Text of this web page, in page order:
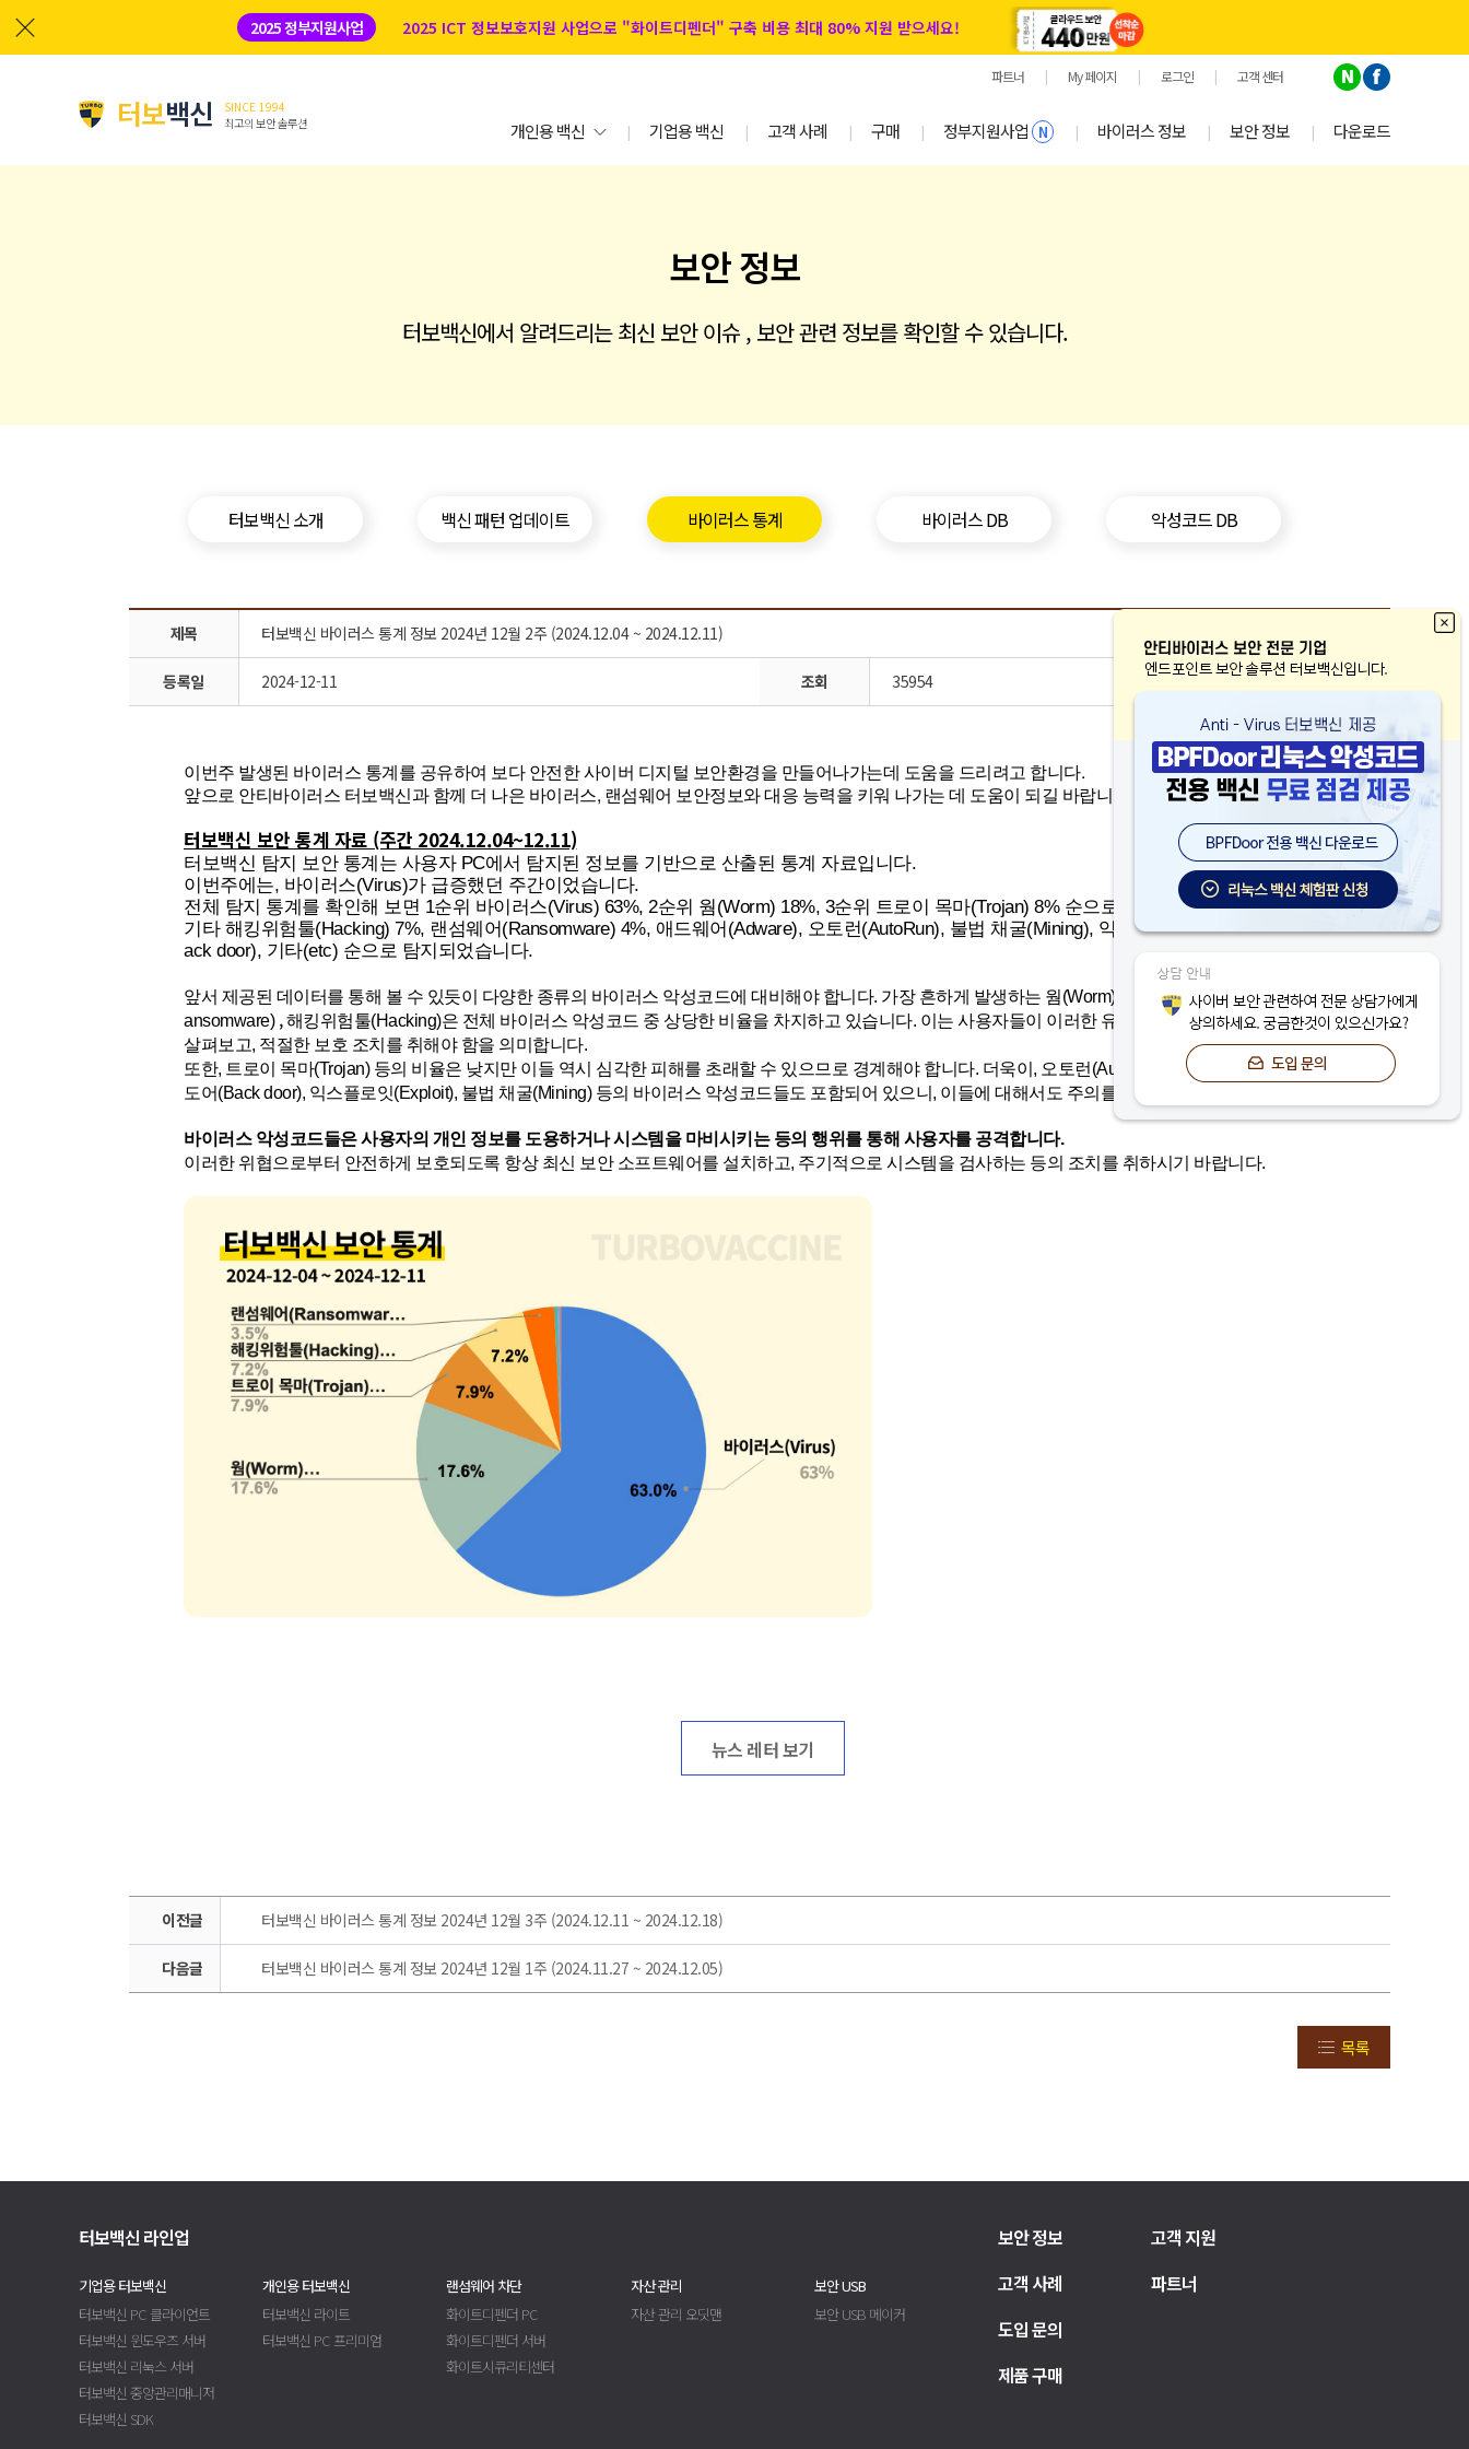
2025 정부지원사업 2025 ICT 정보보호지원 사업으로 "화이트디펜더" 구축 비용 최대 80% 지원 받으세요!
파트너 | My 페이지 | 로그인 | 고객 센터
터보백신
SINCE 1994
최고의 보안 솔루션
개인용 백신 | 기업용 백신 | 고객 사례 | 구매 | 정부지원사업 N | 바이러스 정보 | 보안 정보 | 다운로드
보안 정보
터보백신에서 알려드리는 최신 보안 이슈 , 보안 관련 정보를 확인할 수 있습니다.
터보백신 소개 백신 패턴 업데이트 바이러스 통계 바이러스 DB 악성코드 DB
제목 터보백신 바이러스 통계 정보 2024년 12월 2주 (2024.12.04 ~ 2024.12.11)
등록일 2024-12-11 조회 35954
이번주 발생된 바이러스 통계를 공유하여 보다 안전한 사이버 디지털 보안환경을 만들어나가는데 도움을 드리려고 합니다.
앞으로 안티바이러스 터보백신과 함께 더 나은 바이러스, 랜섬웨어 보안정보와 대응 능력을 키워 나가는 데 도움이 되길 바랍니다.
터보백신 보안 통계 자료 (주간 2024.12.04~12.11)
터보백신 탐지 보안 통계는 사용자 PC에서 탐지된 정보를 기반으로 산출된 통계 자료입니다.
이번주에는, 바이러스(Virus)가 급증했던 주간이었습니다.
전체 탐지 통계를 확인해 보면 1순위 바이러스(Virus) 63%, 2순위 웜(Worm) 18%, 3순위 트로이 목마(Trojan) 8% 순으로 탐지되었습니다. 다음으로
기타 해킹위험툴(Hacking) 7%, 랜섬웨어(Ransomware) 4%, 애드웨어(Adware), 오토런(AutoRun), 불법 채굴(Mining), 익스플로잇(Exploit), 백도어(B
ack door), 기타(etc) 순으로 탐지되었습니다.
앞서 제공된 데이터를 통해 볼 수 있듯이 다양한 종류의 바이러스 악성코드에 대비해야 합니다. 가장 흔하게 발생하는 웜(Worm), 바이러스(Virus), 랜섬웨어(R
ansomware) ,해킹위험툴(Hacking)은 전체 바이러스 악성코드 중 상당한 비율을 차지하고 있습니다. 이는 사용자들이 이러한 유형의 악성코드를 주의 깊게
살펴보고, 적절한 보호 조치를 취해야 함을 의미합니다.
또한, 트로이 목마(Trojan) 등의 비율은 낮지만 이들 역시 심각한 피해를 초래할 수 있으므로 경계해야 합니다. 더욱이, 오토런(AutoRun), 애드웨어(Adware), 백
도어(Back door), 익스플로잇(Exploit), 불법 채굴(Mining) 등의 바이러스 악성코드들도 포함되어 있으니, 이들에 대해서도 주의를 기울여야 합니다.
바이러스 악성코드들은 사용자의 개인 정보를 도용하거나 시스템을 마비시키는 등의 행위를 통해 사용자를 공격합니다.
이러한 위협으로부터 안전하게 보호되도록 항상 최신 보안 소프트웨어를 설치하고, 주기적으로 시스템을 검사하는 등의 조치를 취하시기 바랍니다.
뉴스 레터 보기
이전글 터보백신 바이러스 통계 정보 2024년 12월 3주 (2024.12.11 ~ 2024.12.18)
다음글 터보백신 바이러스 통계 정보 2024년 12월 1주 (2024.11.27 ~ 2024.12.05)
목록
터보백신 라인업
기업용 터보백신
터보백신 PC 클라이언트
터보백신 윈도우즈 서버
터보백신 리눅스 서버
터보백신 중앙관리매니저
터보백신 SDK
개인용 터보백신
터보백신 라이트
터보백신 PC 프리미엄
랜섬웨어 차단
화이트디펜더 PC
화이트디펜더 서버
화이트시큐리티센터
자산 관리
자산 관리 오딧맨
보안 USB
보안 USB 메이커
보안 정보
고객 사례
도입 문의
제품 구매
고객 지원
파트너